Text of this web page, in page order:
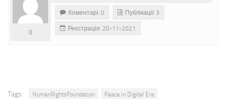
0
Коментарі: 0 Публікації: 3
Реєстрація: 20-11-2021
Tags: HumanRightsFoundation
Peace in Digital Era